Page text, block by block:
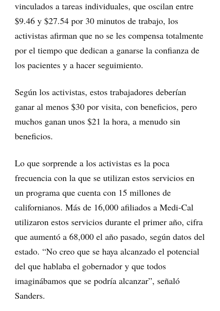
vinculados a tareas individuales, que oscilan entre
$9.46 y $27.54 por 30 minutos de trabajo, los
activistas afirman que no se les compensa totalmente
por el tiempo que dedican a ganarse la confianza de
los pacientes y a hacer seguimiento.
Según los activistas, estos trabajadores deberían
ganar al menos $30 por visita, con beneficios, pero
muchos ganan unos $21 la hora, a menudo sin
beneficios.
Lo que sorprende a los activistas es la poca
frecuencia con la que se utilizan estos servicios en
un programa que cuenta con 15 millones de
californianos. Más de 16,000 afiliados a Medi-Cal
utilizaron estos servicios durante el primer año, cifra
que aumentó a 68,000 el año pasado, según datos del
estado. “No creo que se haya alcanzado el potencial
del que hablaba el gobernador y que todos
imaginábamos que se podría alcanzar”, señaló
Sanders.